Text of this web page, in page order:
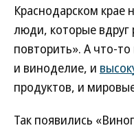
Краснодарском крае
люди, которые
повторить». А что-
и виноделие, и
продуктов, и
Так появились